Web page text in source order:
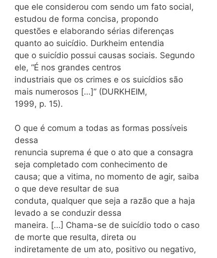
que ele considerou com sendo um fato social,
estudou de forma concisa, propondo
questões e elaborando sérias diferenças
quanto ao suicídio. Durkheim entendia
que o suicídio possui causas sociais. Segundo
ele, “É nos grandes centros
industriais que os crimes e os suicídios são
mais numerosos […]” (DURKHEIM,
1999, p. 15).
O que é comum a todas as formas possíveis
dessa
renuncia suprema é que o ato que a consagra
seja completado com conhecimento de
causa; que a vitima, no momento de agir, saiba
o que deve resultar de sua
conduta, qualquer que seja a razão que a haja
levado a se conduzir dessa
maneira. […] Chama-se de suicídio todo o caso
de morte que resulta, direta ou
indiretamente de um ato, positivo ou negativo,